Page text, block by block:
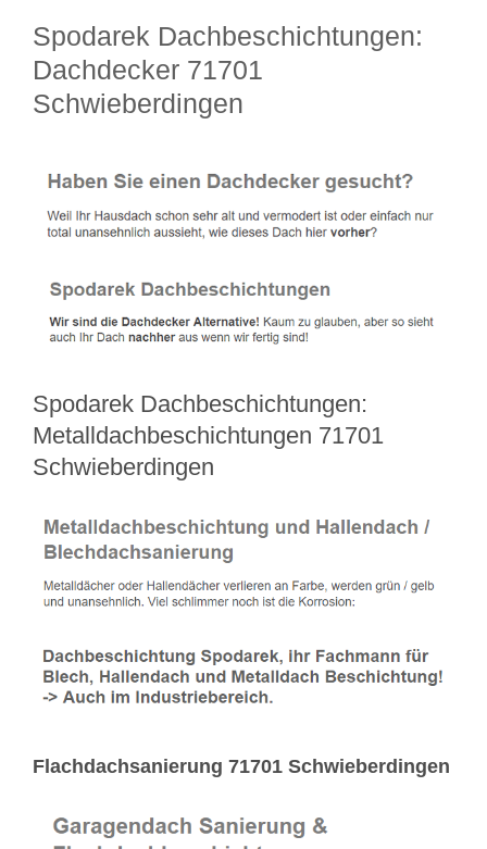
Spodarek Dachbeschichtungen:
Dachdecker 71701
Schwieberdingen
Spodarek Dachbeschichtungen:
Metalldachbeschichtungen 71701
Schwieberdingen
Flachdachsanierung 71701 Schwieberdingen